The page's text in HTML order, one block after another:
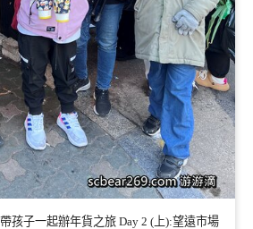
孩子一起辦年貨之旅 Day 2 (上):望遠市場